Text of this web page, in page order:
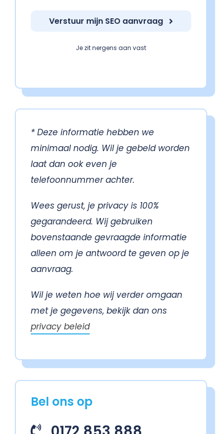
Verstuur mijn SEO aanvraag
Je zit nergens aan vast
* Deze informatie hebben we
minimaal nodig. Wil je gebeld worden
laat dan ook even je
telefoonnummer achter.
Wees gerust, je privacy is 100%
gegarandeerd. Wij gebruiken
bovenstaande gevraagde informatie
alleen om je antwoord te geven op je
aanvraag.
Wil je weten hoe wij verder omgaan
met je gegevens, bekijk dan ons
privacy beleid
Bel ons op